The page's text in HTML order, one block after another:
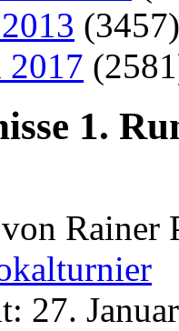
2017
1.
Rainer
27.